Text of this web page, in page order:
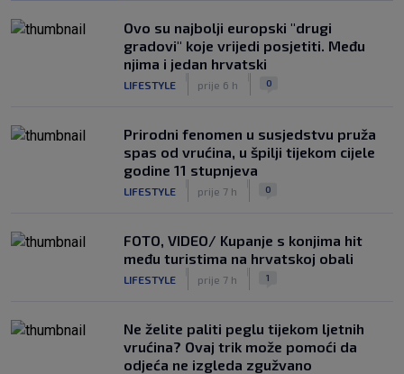
Ovo su najbolji europski "drugi
gradovi" koje vrijedi posjetiti. Među
njima i jedan hrvatski
LIFESTYLE prije 6 h 0
Prirodni fenomen u susjedstvu pruža
spas od vrućina, u špilji tijekom cijele
godine 11 stupnjeva
LIFESTYLE prije 7 h 0
FOTO, VIDEO/ Kupanje s konjima hit
među turistima na hrvatskoj obali
LIFESTYLE prije 7 h 1
Ne želite paliti peglu tijekom ljetnih
vrućina? Ovaj trik može pomoći da
odjeća ne izgleda zgužvano